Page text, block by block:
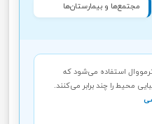
مجتمع‌ها و بیمارستان‌ها
استفاده می‌شود که
محیط را چند برابر می‌کنند.